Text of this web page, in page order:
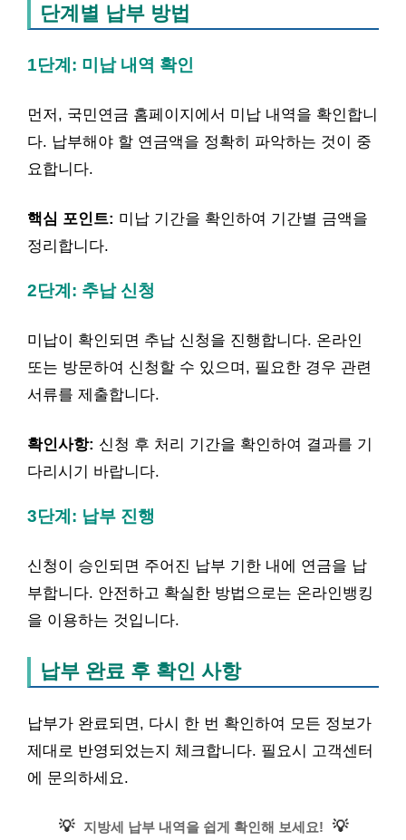
단계별 납부 방법
1단계: 미납 내역 확인
먼저, 국민연금 홈페이지에서 미납 내역을 확인합니
다. 납부해야 할 연금액을 정확히 파악하는 것이 중
요합니다.
핵심 포인트: 미납 기간을 확인하여 기간별 금액을
정리합니다.
2단계: 추납 신청
미납이 확인되면 추납 신청을 진행합니다. 온라인
또는 방문하여 신청할 수 있으며, 필요한 경우 관련
서류를 제출합니다.
확인사항: 신청 후 처리 기간을 확인하여 결과를 기
다리시기 바랍니다.
3단계: 납부 진행
신청이 승인되면 주어진 납부 기한 내에 연금을 납
부합니다. 안전하고 확실한 방법으로는 온라인뱅킹
을 이용하는 것입니다.
납부 완료 후 확인 사항
납부가 완료되면, 다시 한 번 확인하여 모든 정보가
제대로 반영되었는지 체크합니다. 필요시 고객센터
에 문의하세요.
💡 지방세 납부 내역을 쉽게 확인해 보세요! 💡